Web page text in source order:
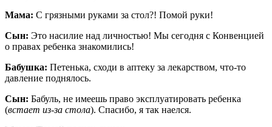
Мама: С грязными руками за стол?! Помой руки!
Сын: Это насилие над личностью! Мы сегодня с Конвенцией
о правах ребенка знакомились!
Бабушка: Петенька, сходи в аптеку за лекарством, что-то
давление поднялось.
Сын: Бабуль, не имеешь право эксплуатировать ребенка
(встает из-за стола). Спасибо, я так наелся.